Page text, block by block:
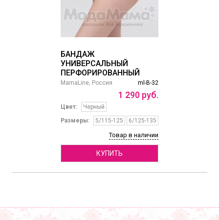
БАНДАЖ
УНИВЕРСАЛЬНЫЙ
ПЕРФОРИРОВАННЫЙ
ml-B-32
MamaLine, Россия
1 290 руб.
Цвет:
Черный
Размеры:
5/115-125 6/125-135
Товар в наличии
КУПИТЬ